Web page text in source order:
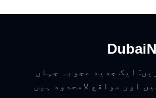
ایک جدید عجوبہ جہاں
اور مواقع لامحدود ہیں